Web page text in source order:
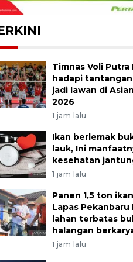
Timnas Voli
hadapi
jadi lawan di
2026
1 jam lalu
Ikan berlemak
lauk, Ini
kesehatan
1 jam lalu
Panen 1,5 ton
Lapas
lahan terbatas
halangan
1 jam lalu